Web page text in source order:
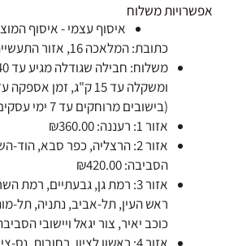
אפשרויות משלוח
איסוף עצמי - איסוף
כתובת: המלאכה 16, אזור התעשייה, רעננה
(בישובים מרוחקים עד 7 ימי עסקים) - 50₪.
אזור 1: רעננה: ₪360.00
אזור 2: הרצליה, כפר סבא, הוד-
הסביבה: ₪420.00
אזור 3: רמת גן, גבעתיים, רמת
ראש העין, תל-אביב, נתניה, תל-
כוכב יאיר, צור יגאל ויישובי הסביבה: